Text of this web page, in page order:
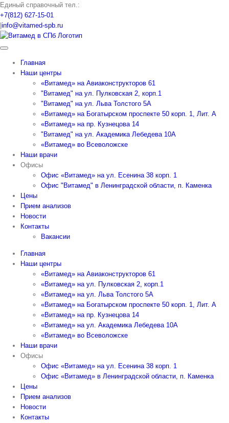
Skip
to
content
Единый справочный тел.:
+7(812) 627-15-01
info@vitamed-spb.ru
Главная
Наши центры
«Витамед» на Авиаконструкторов 61
"Витамед" на ул. Пулковская 2, корп.1
"Витамед" на ул. Льва Толстого 5А
«Витамед» на Богатырском проспекте 50 корп. 1, Лит. А
«Витамед» на пр. Кузнецова 14
"Витамед" на ул. Академика Лебедева 10А
«Витамед» во Всеволожске
Наши врачи
Офисы
Офис «Витамед» на ул. Есенина 38 корп. 1
Офис "Витамед" в Ленинградской области, п. Каменка
Цены
Прием анализов
Новости
Контакты
Вакансии
Главная
Наши центры
«Витамед» на Авиаконструкторов 61
«Витамед» на ул. Пулковская 2, корп.1
«Витамед» на ул. Льва Толстого 5А
«Витамед» на Богатырском проспекте 50 корп. 1, Лит. А
«Витамед» на пр. Кузнецова 14
«Витамед» на ул. Академика Лебедева 10А
«Витамед» во Всеволожске
Наши врачи
Офисы
Офис «Витамед» на ул. Есенина 38 корп. 1
Офис «Витамед» в Ленинградской области, п. Каменка
Цены
Прием анализов
Новости
Контакты